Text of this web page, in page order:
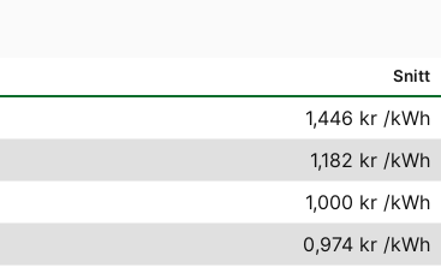
Snitt
1,446 kr /kWh
1,182 kr /kWh
1,000 kr /kWh
0,974 kr /kWh